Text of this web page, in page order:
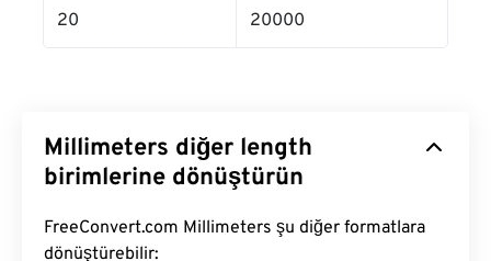
20 20000
Millimeters diğer length
birimlerine dönüştürün
FreeConvert.com Millimeters şu diğer formatlara
dönüştürebilir: